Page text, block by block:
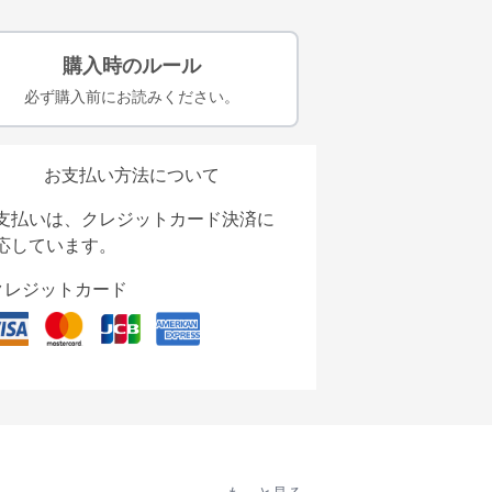
購入時のルール
必ず購入前にお読みください。
お支払い方法について
払いは、クレジットカード決済に
しています。
レジットカード